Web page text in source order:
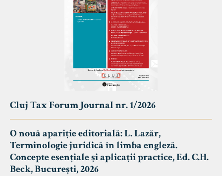
Cluj Tax Forum Journal nr. 1/2026
O nouă apariție editorială: L. Lazăr,
Terminologie juridică în limba engleză.
Concepte esențiale și aplicații practice, Ed. C.H.
Beck, București, 2026